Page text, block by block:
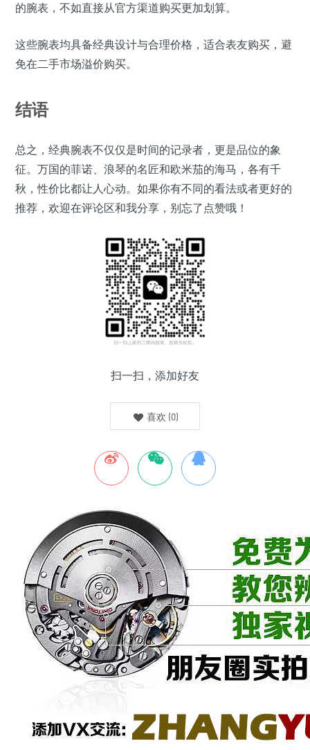
的腕表，不如直接从官方渠道购买更加划算。
这些腕表均具备经典设计与合理价格，适合表友购买，避
免在二手市场溢价购买。
结语
总之，经典腕表不仅仅是时间的记录者，更是品位的象
征。万国的菲诺、浪琴的名匠和欧米茄的海马，各有千
秋，性价比都让人心动。如果你有不同的看法或者更好的
推荐，欢迎在评论区和我分享，别忘了点赞哦！
扫一扫，添加好友
喜欢 (0)